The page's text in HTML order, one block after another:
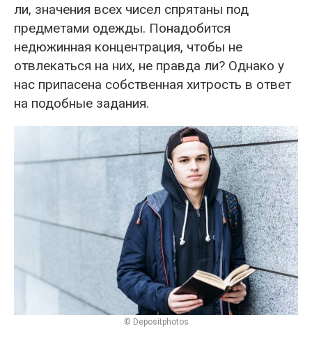
ли, значения всех чисел спрятаны под
предметами одежды. Понадобится
недюжинная концентрация, чтобы не
отвлекаться на них, не правда ли? Однако у
нас припасена собственная хитрость в ответ
на подобные задания.
© Depositphotos